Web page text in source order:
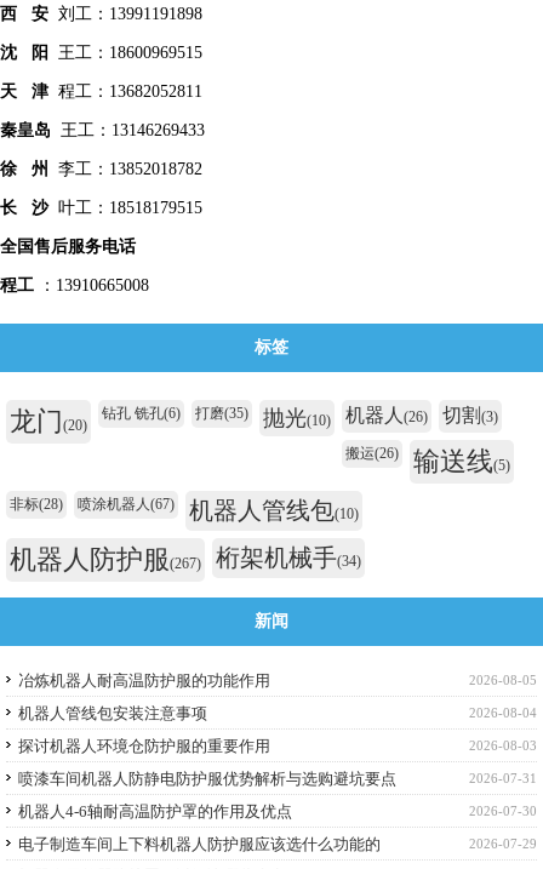
西 安 刘工：13991191898
沈 阳 王工：18600969515
天 津 程工：13682052811
秦皇岛 王工：13146269433
徐 州 李工：13852018782
长 沙叶工：18518179515
全国售后服务电话
程工 ：13910665008
标签
龙门(20)
钻孔 铣孔(6) 打磨(35) 抛光(10) 机器人 (26) 切割 (3)
搬运(26) 输送线(5)
非标(28) 喷涂机器人(67) 机器人管线包(10)
机器人防护服(267) 桁架机械手(34)
新闻
2026-08-05
冶炼机器人耐高温防护服的功能作用
2026-08-04
机器人管线包安装注意事项
2026-08-03
探讨机器人环境仓防护服的重要作用
2026-07-31
喷漆车间机器人防静电防护服优势解析与选购避坑要点
2026-07-30
机器人4-6轴耐高温防护罩的作用及优点
2026-07-29
电子制造车间上下料机器人防护服应该选什么功能的